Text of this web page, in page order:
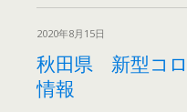
2020年8月15日
秋田県 新型コ
情報